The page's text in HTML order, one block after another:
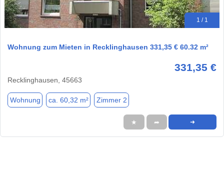
1 / 1
Wohnung zum Mieten in Recklinghausen 331,35 € 60.32 m²
331,35 €
Recklinghausen, 45663
Wohnung ca. 60,32 m² Zimmer 2
★ ➦ ➜